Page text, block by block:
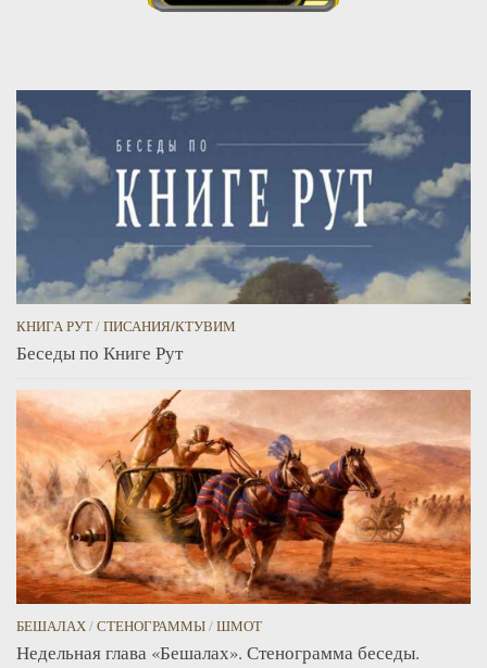
КНИГА РУТ/ПИСАНИЯ/КТУВИМ
Беседы по Книге Рут
БЕШАЛАХ/СТЕНОГРАММЫ/ШМОТ
Недельная глава «Бешалах». Стенограмма беседы.